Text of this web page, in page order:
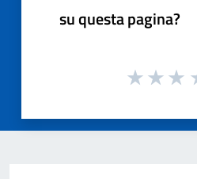
su questa pagina?